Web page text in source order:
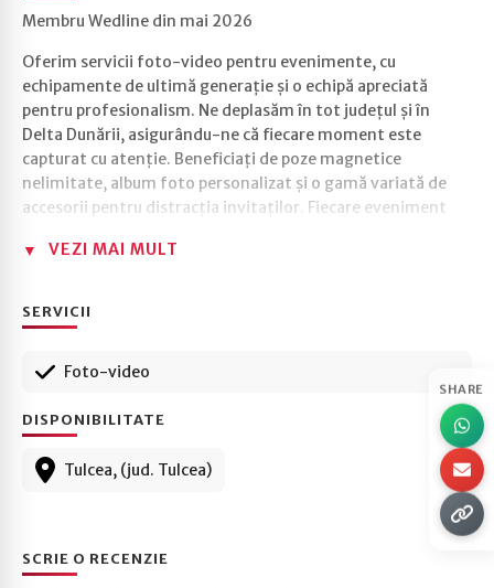
SHARE
Membru Wedline din mai 2026
Oferim servicii foto-video pentru evenimente, cu
echipamente de ultimă generație și o echipă apreciată
pentru profesionalism. Ne deplasăm în tot județul și în
Delta Dunării, asigurându-ne că fiecare moment este
capturat cu atenție. Beneficiați de poze magnetice
nelimitate, album foto personalizat și o gamă variată de
accesorii pentru distracția invitaților. Fiecare eveniment
VEZI MAI MULT
SERVICII
Foto-video
DISPONIBILITATE
Tulcea, (jud. Tulcea)
SCRIE O RECENZIE